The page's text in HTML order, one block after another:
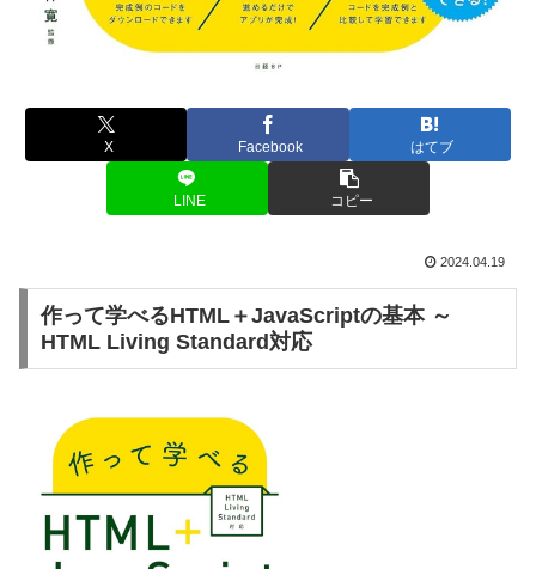
X Facebook はてブ
LINE コピー
2024.04.19
作って学べるHTML＋JavaScriptの基本 ～
HTML Living Standard対応